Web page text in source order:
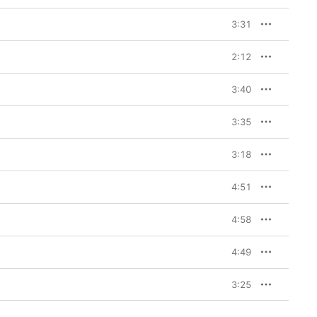
3:31
2:12
3:40
3:35
3:18
4:51
4:58
4:49
3:25